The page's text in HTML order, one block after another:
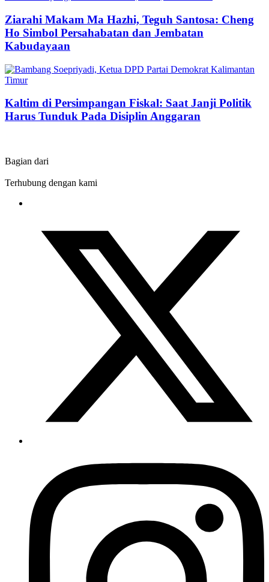
Ziarahi Makam Ma Hazhi, Teguh Santosa: Cheng
Ho Simbol Persahabatan dan Jembatan
Kabudayaan
Kaltim di Persimpangan Fiskal: Saat Janji Politik
Harus Tunduk Pada Disiplin Anggaran
Bagian dari
Terhubung dengan kami